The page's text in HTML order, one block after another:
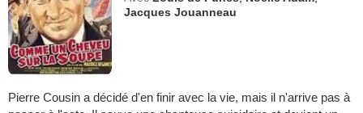
Jacques Jouanneau
Pierre Cousin a décidé d'en finir avec la vie, mais il n'arrive pas à